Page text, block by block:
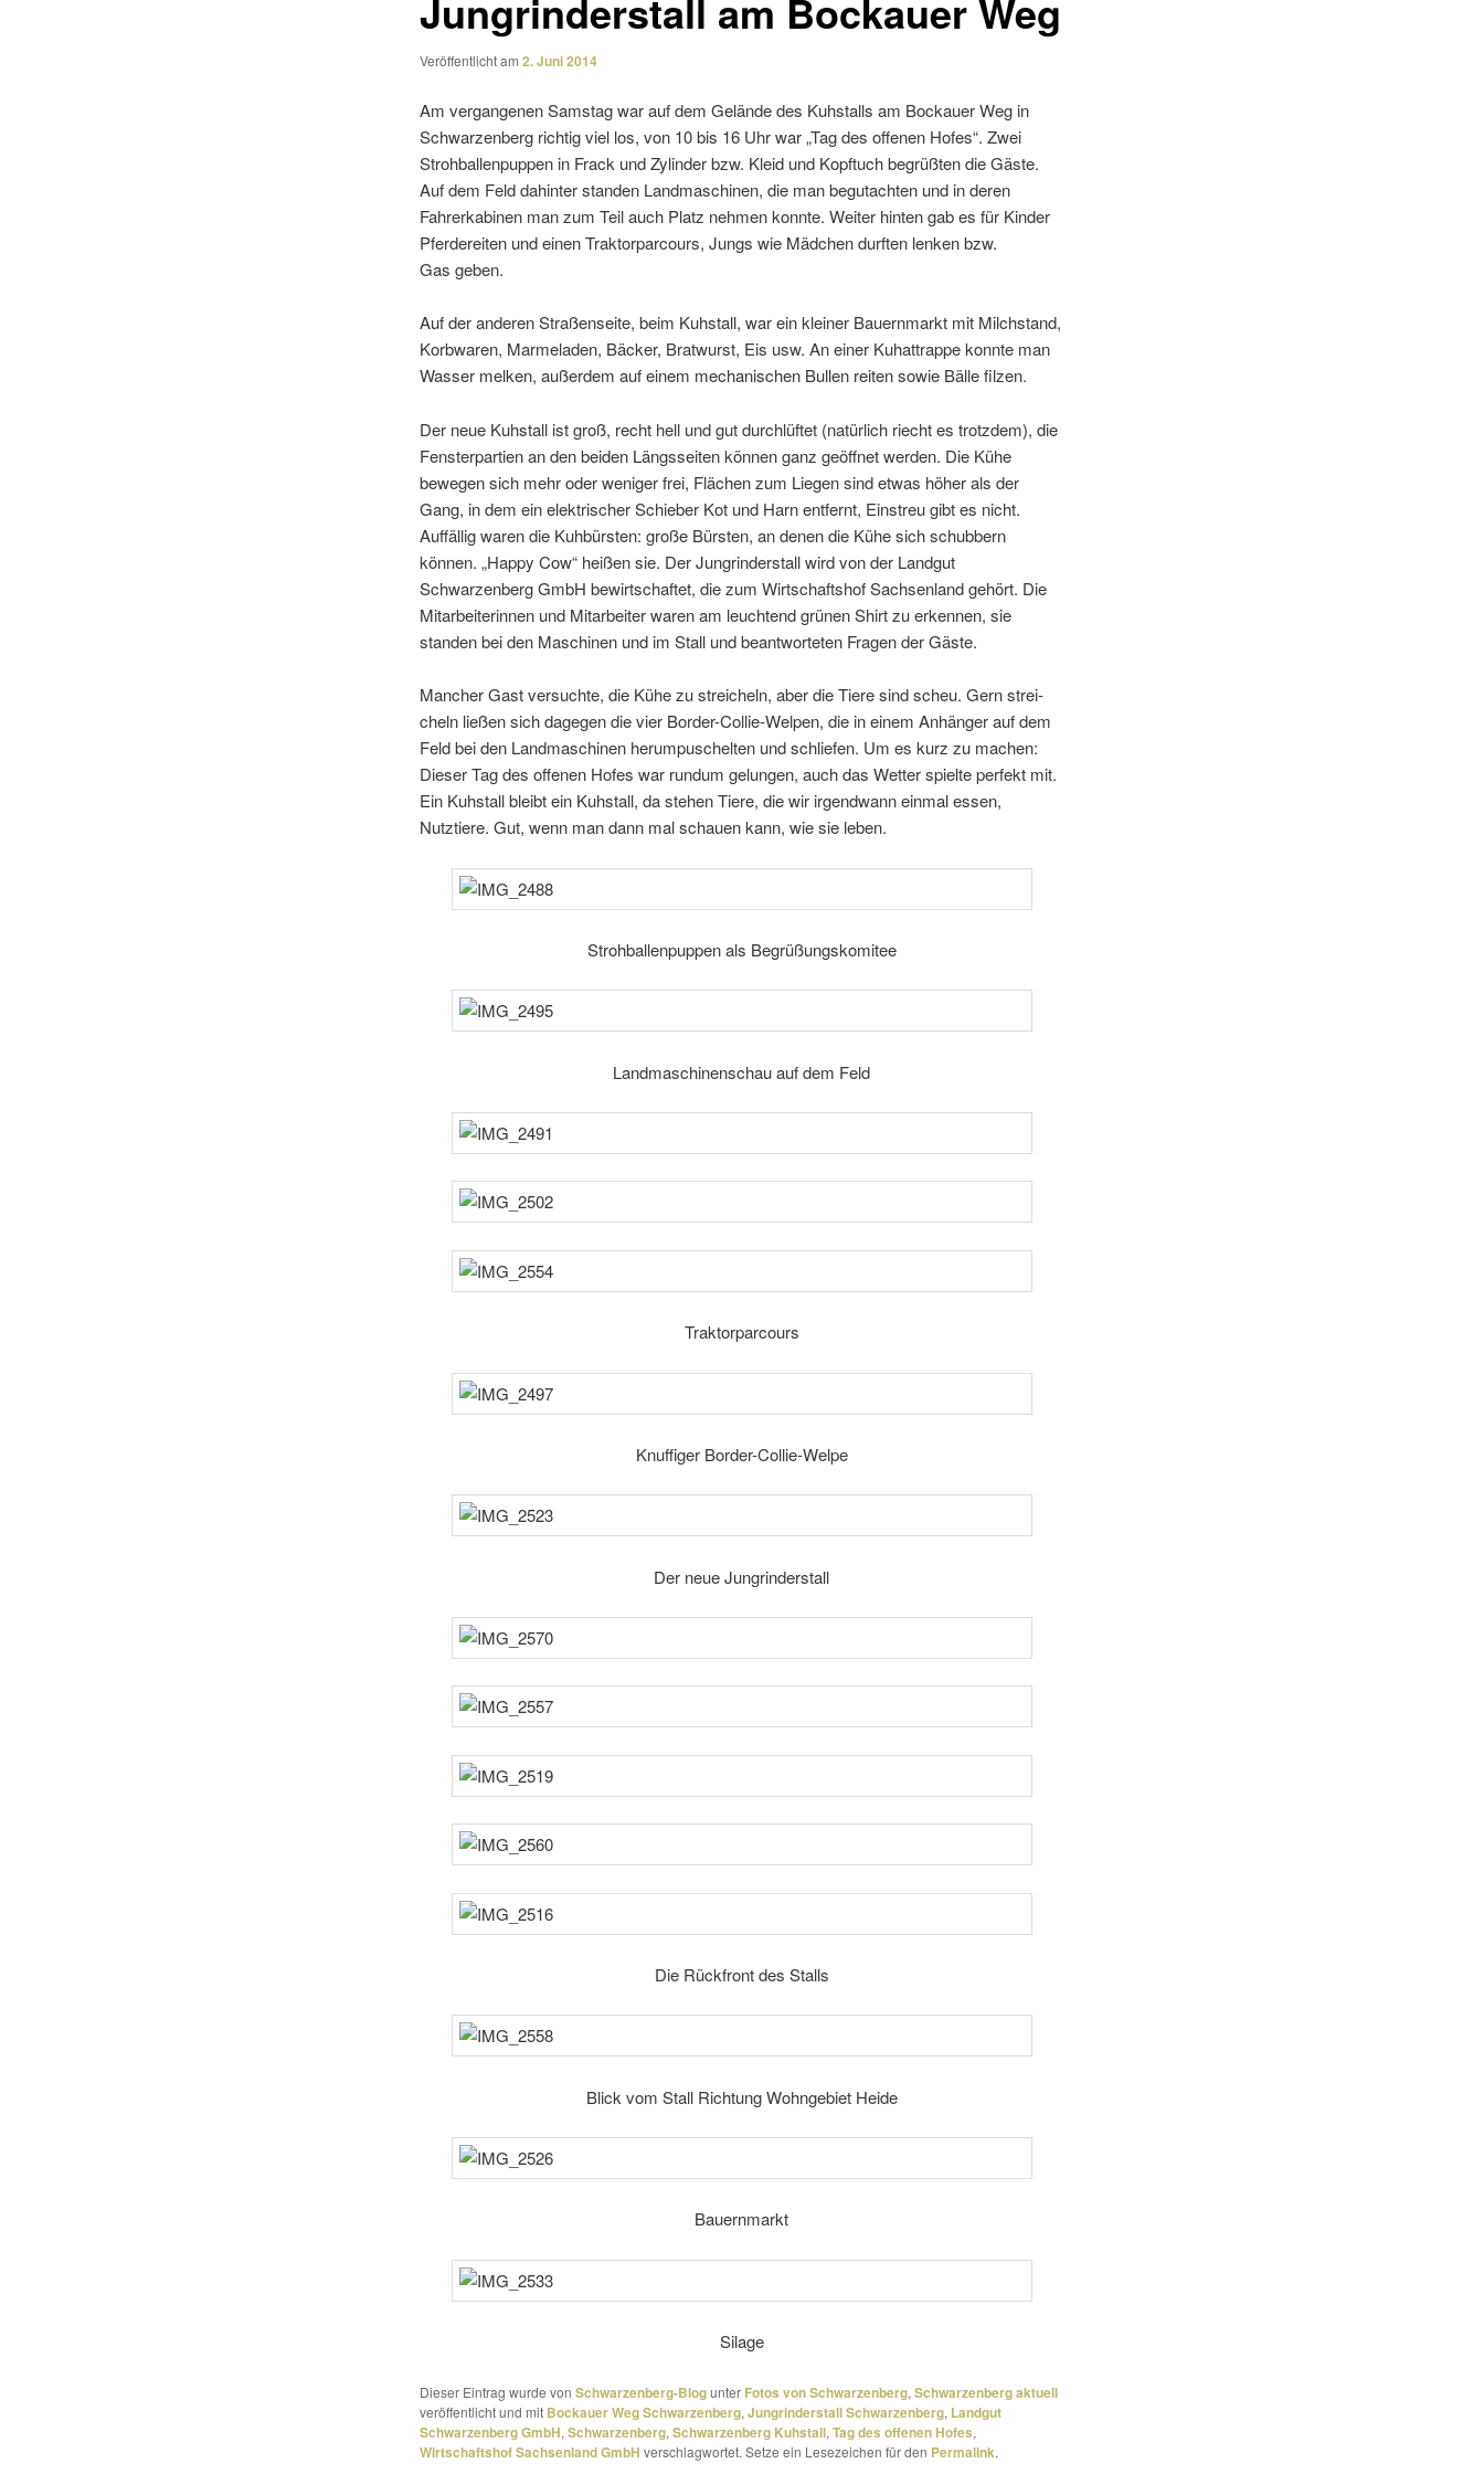
Jungrinderstall am Bockauer Weg
Veröffentlicht am 2. Juni 2014
Am vergan­genen Samstag war auf dem Gelände des Kuhstalls am Bockauer Weg in
Schwarzenberg richtig viel los, von 10 bis 16 Uhr war „Tag des offenen Hofes“. Zwei
Strohballenpuppen in Frack und Zylinder bzw. Kleid und Kopftuch begrüßten die Gäste.
Auf dem Feld dahinter standen Landmaschinen, die man begut­achten und in deren
Fahrerkabinen man zum Teil auch Platz nehmen konnte. Weiter hinten gab es für Kinder
Pferdereiten und einen Traktorparcours, Jungs wie Mädchen durften lenken bzw.
Gas geben.
Auf der anderen Straßenseite, beim Kuhstall, war ein kleiner Bauernmarkt mit Milchstand,
Korbwaren, Marmeladen, Bäcker, Bratwurst, Eis usw. An einer Kuhattrappe konnte man
Wasser melken, außerdem auf einem mecha­ni­schen Bullen reiten sowie Bälle filzen.
Der neue Kuhstall ist groß, recht hell und gut durch­lüftet (natür­lich riecht es trotzdem), die
Fensterpartien an den beiden Längsseiten können ganz geöffnet werden. Die Kühe
bewegen sich mehr oder weniger frei, Flächen zum Liegen sind etwas höher als der
Gang, in dem ein elek­tri­scher Schieber Kot und Harn entfernt, Einstreu gibt es nicht.
Auffällig waren die Kuhbürsten: große Bürsten, an denen die Kühe sich schub­bern
können. „Happy Cow“ heißen sie. Der Jungrinderstall wird von der Landgut
Schwarzenberg GmbH bewirt­schaftet, die zum Wirtschaftshof Sachsenland gehört. Die
Mitarbeiterinnen und Mitarbeiter waren am leuch­tend grünen Shirt zu erkennen, sie
standen bei den Maschinen und im Stall und beant­wor­teten Fragen der Gäste.
Mancher Gast versuchte, die Kühe zu strei­cheln, aber die Tiere sind scheu. Gern strei­
cheln ließen sich dagegen die vier Border-Collie-Welpen, die in einem Anhänger auf dem
Feld bei den Landmaschinen herum­pu­schelten und schliefen. Um es kurz zu machen:
Dieser Tag des offenen Hofes war rundum gelungen, auch das Wetter spielte perfekt mit.
Ein Kuhstall bleibt ein Kuhstall, da stehen Tiere, die wir irgend­wann einmal essen,
Nutztiere. Gut, wenn man dann mal schauen kann, wie sie leben.
Strohballenpuppen als Begrüßungskomitee
Landmaschinenschau auf dem Feld
Traktorparcours
Knuffiger Border-Collie-Welpe
Der neue Jungrinderstall
Die Rückfront des Stalls
Blick vom Stall Richtung Wohngebiet Heide
Bauernmarkt
Silage
Dieser Eintrag wurde von Schwarzenberg-Blogunter Fotos von Schwarzenberg, Schwarzenberg aktuell
veröffentlicht und mit Bockauer Weg Schwarzenberg, Jungrinderstall Schwarzenberg, Landgut
Schwarzenberg GmbH, Schwarzenberg, Schwarzenberg Kuhstall, Tag des offenen Hofes,
Wirtschaftshof Sachsenland GmbH verschlagwortet. Setze ein Lesezeichen für den Permalink.